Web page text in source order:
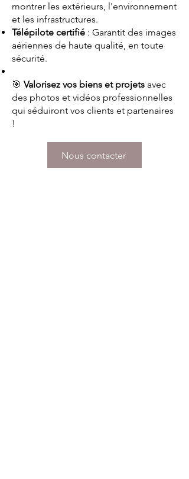
montrer les extérieurs, l'environnement
et les infrastructures.
Télépilote certifié : Garantit des images
aériennes de haute qualité, en toute
sécurité.
🎯 Valorisez vos biens et projets avec
des photos et vidéos professionnelles
qui séduiront vos clients et partenaires
!
Nous contacter